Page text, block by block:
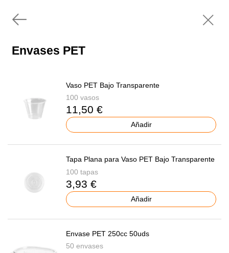
Envases PET
Vaso PET Bajo Transparente
100 vasos
11,50 €
Añadir
Tapa Plana para Vaso PET Bajo Transparente
100 tapas
3,93 €
Añadir
Envase PET 250cc 50uds
50 envases